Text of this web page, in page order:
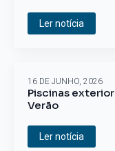
Ler notícia
Piscinas
Verão
16 DE JUNHO, 2026
Ler notícia